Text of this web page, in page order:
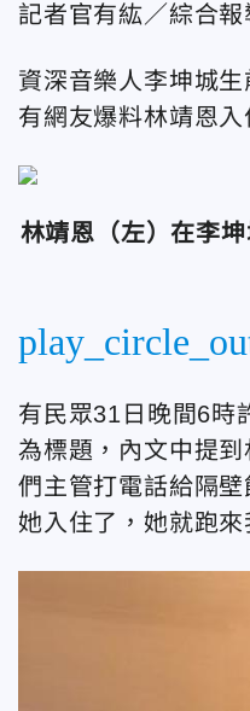
記者官有紘／綜合報
資深音樂人李坤城
有網友爆料林靖恩
林靖恩（左）在李
有民眾31日晚間6時
為標題，內文中提
們主管打電話給隔
她入住了，她就跑來